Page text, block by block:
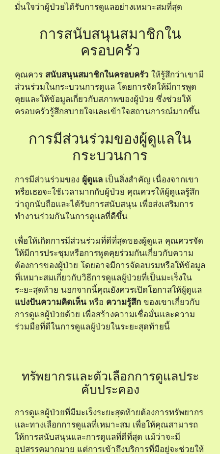
มั่นใจว่าผู้ป่วยได้รับการดูแลอย่างเหมาะสมที่สุด
การสนับสนุนสมาชิกใน
ครอบครัว
คุณควร สนับสนุนสมาชิกในครอบครัว ให้รู้สึกว่าเขามี
ส่วนร่วมในกระบวนการดูแล โดยการจัดให้มีการพูด
คุยและให้ข้อมูลเกี่ยวกับสภาพของผู้ป่วย ซึ่งช่วยให้
ครอบครัวรู้สึกสบายใจและเข้าใจสถานการณ์มากขึ้น
การมีส่วนร่วมของผู้ดูแลใน
กระบวนการ
การมีส่วนร่วมของ ผู้ดูแล เป็นสิ่งสำคัญ เนื่องจากเขา
หรือเธอจะใช้เวลามากกับผู้ป่วย คุณควรให้ผู้ดูแลรู้สึก
ว่าถูกนับถือและได้รับการสนับสนุน เพื่อส่งเสริมการ
ทำงานร่วมกันในการดูแลที่ดีขึ้น
เพื่อให้เกิดการมีส่วนร่วมที่ดีที่สุดของผู้ดูแล คุณควรจัด
ให้มีการประชุมหรือการพูดคุยร่วมกันเกี่ยวกับความ
ต้องการของผู้ป่วย โดยอาจมีการจัดอบรมหรือให้ข้อมูล
ที่เหมาะสมเกี่ยวกับวิธีการดูแลผู้ป่วยที่เป็นมะเร็งใน
ระยะสุดท้าย นอกจากนี้คุณยังควรเปิดโอกาสให้ผู้ดูแล
แบ่งปันความคิดเห็น หรือ ความรู้สึก ของเขาเกี่ยวกับ
การดูแลผู้ป่วยด้วย เพื่อสร้างความเชื่อมั่นและความ
ร่วมมือที่ดีในการดูแลผู้ป่วยในระยะสุดท้ายนี้
ทรัพยากรและตัวเลือกการดูแลประ
คับประคอง
การดูแลผู้ป่วยที่มีมะเร็งระยะสุดท้ายต้องการทรัพยากร
และทางเลือกการดูแลที่เหมาะสม เพื่อให้คุณสามารถ
ให้การสนับสนุนและการดูแลที่ดีที่สุด แม้ว่าจะมี
อุปสรรคมากมาย แต่การเข้าถึงบริการที่มีอยู่จะช่วยให้